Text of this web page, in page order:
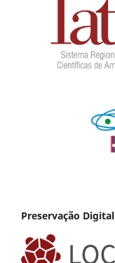
Preservação Digital